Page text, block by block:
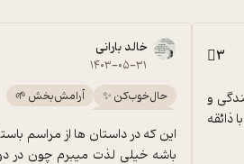
3 خالد بارانی
۱۴۰۳-۰۵-۳۱
حال‌خوب‌کن ✨
آرامش‌بخش 🌱